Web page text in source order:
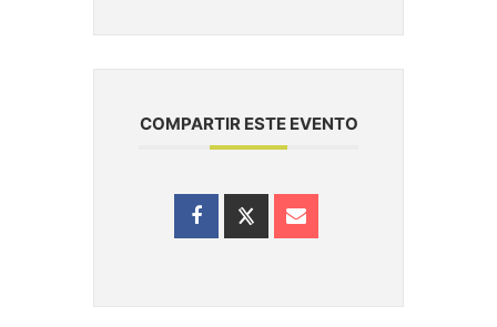
COMPARTIR ESTE EVENTO